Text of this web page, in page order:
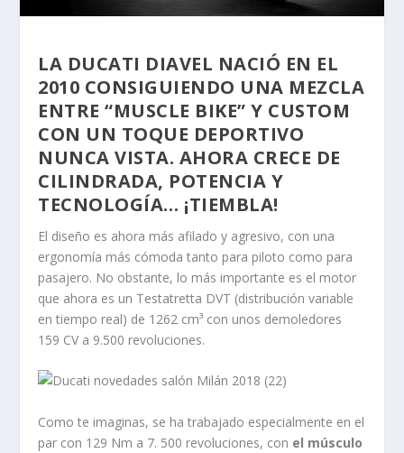
LA DUCATI DIAVEL NACIÓ EN EL
2010 CONSIGUIENDO UNA MEZCLA
ENTRE “MUSCLE BIKE” Y CUSTOM
CON UN TOQUE DEPORTIVO
NUNCA VISTA. AHORA CRECE DE
CILINDRADA, POTENCIA Y
TECNOLOGÍA… ¡TIEMBLA!
El diseño es ahora más afilado y agresivo, con una
ergonomía más cómoda tanto para piloto como para
pasajero. No obstante, lo más importante es el motor
que ahora es un Testatretta DVT (distribución variable
en tiempo real) de 1262 cm³ con unos demoledores
159 CV a 9.500 revoluciones.
Como te imaginas, se ha trabajado especialmente en el
par con 129 Nm a 7. 500 revoluciones, con el músculo